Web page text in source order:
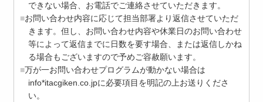
できない場合、お電話でご連絡させていただきます。
お問い合わせ内容に応じて担当部署より返信させていただ
きます。但し、お問い合わせ内容や休業日のお問い合わせ
等によって返信までに日数を要す場合、または返信しかね
る場合もございますので予めご容赦願います。
万が一お問い合わせプログラムが動かない場合は
info*itacgiken.co.jpに必要項目を明記の上お送りくださ
い。